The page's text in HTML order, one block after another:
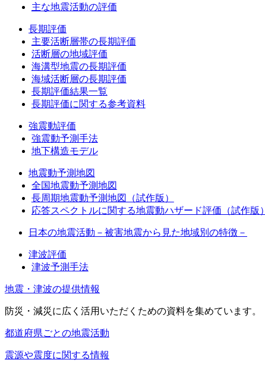
主な地震活動の評価
長期評価
主要活断層帯の長期評価
活断層の地域評価
海溝型地震の長期評価
海域活断層の長期評価
長期評価結果一覧
長期評価に関する参考資料
強震動評価
強震動予測手法
地下構造モデル
地震動予測地図
全国地震動予測地図
長周期地震動予測地図（試作版）
応答スペクトルに関する地震動ハザード評価（試作版）
日本の地震活動－被害地震から見た地域別の特徴－
津波評価
津波予測手法
地震・津波の提供情報
防災・減災に広く活用いただくための資料を集めています。
都道府県ごとの地震活動
震源や震度に関する情報